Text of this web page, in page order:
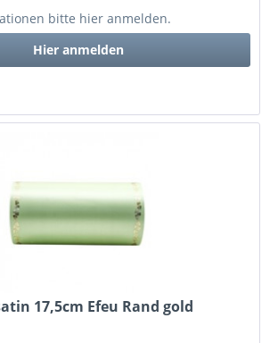
bitte hier anmelden.
Hier anmelden
17,5cm Efeu Rand gold